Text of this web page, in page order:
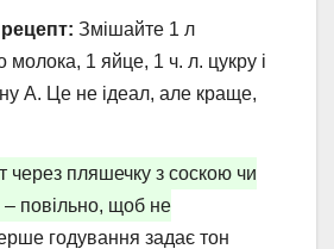
Змішайте 1 л
молока, 1 яйце, 1 ч. л. цукру і
А. Це не ідеал, але краще,
через пляшечку з соскою чи
повільно, щоб не
годування задає тон